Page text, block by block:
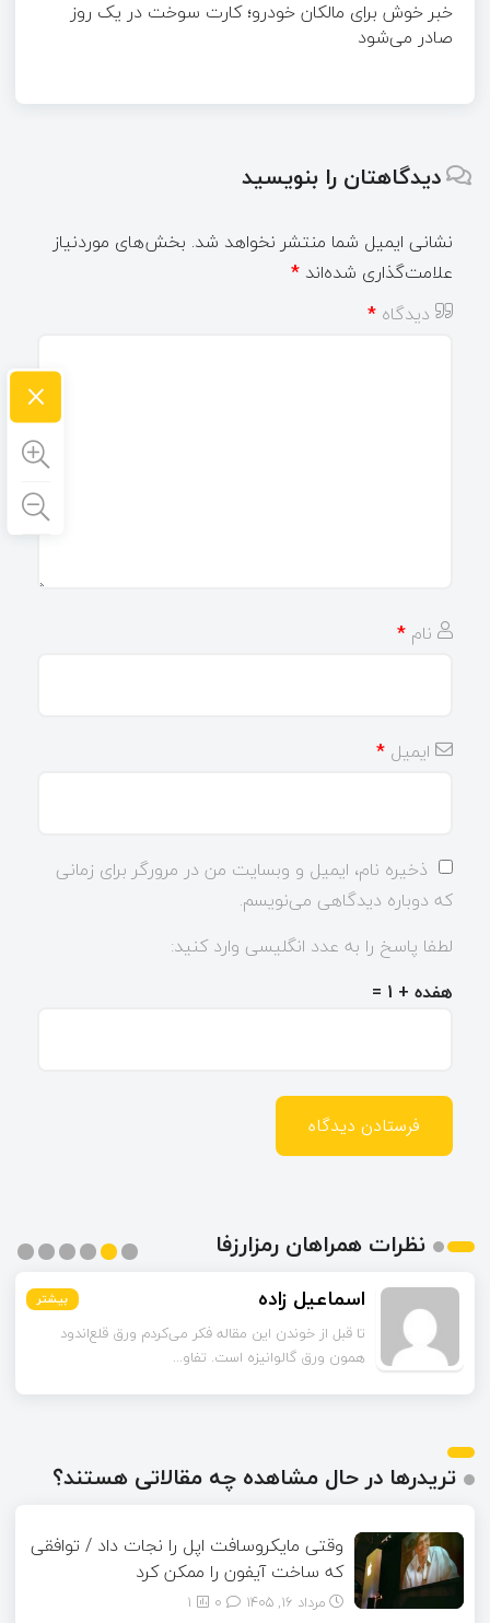
خبر خوش برای مالکان خودرو؛ کارت سوخت در یک روز
صادر می‌شود
دیدگاهتان را بنویسید
نشانی ایمیل شما منتشر نخواهد شد. بخش‌های موردنیاز
علامت‌گذاری شده‌اند *
دیدگاه *
نام *
ایمیل *
ذخیره نام، ایمیل و وبسایت من در مرورگر برای زمانی
که دوباره دیدگاهی می‌نویسم.
لطفا پاسخ را به عدد انگلیسی وارد کنید:
هفده + 1 =
نظرات همراهان رمزارزفا
بیشتر اسماعیل زاده بیشتر
تا قبل از خوندن این مقاله فکر می‌کردم ورق قلع‌اندود
همون ورق گالوانیزه است. تفاو...
بیشتر
بیشتر
بیشتر
بیشتر
تریدرها در حال مشاهده چه مقالاتی هستند؟
وقتی مایکروسافت اپل را نجات داد / توافقی
که ساخت آیفون را ممکن کرد
مرداد ۱۶, ۱۴۰۵ 1
×